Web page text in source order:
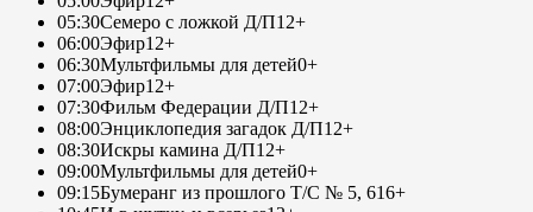
05:30Семеро с ложкой Д/П12+
06:00Эфир12+
06:30Мультфильмы для детей0+
07:00Эфир12+
07:30Фильм Федерации Д/П12+
08:00Энциклопедия загадок Д/П12+
08:30Искры камина Д/П12+
09:00Мультфильмы для детей0+
09:15Бумеранг из прошлого Т/С № 5, 616+